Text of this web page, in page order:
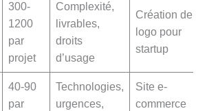
300-
1200
par
projet
Complexité,
livrables,
droits
d’usage
Création de
logo pour
startup
40-90
par
Technologies,
urgences,
Site e-
commerce